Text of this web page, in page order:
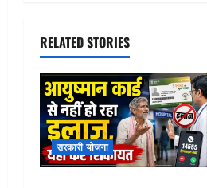
i
g
a
t
RELATED STORIES
सरकारी योजना